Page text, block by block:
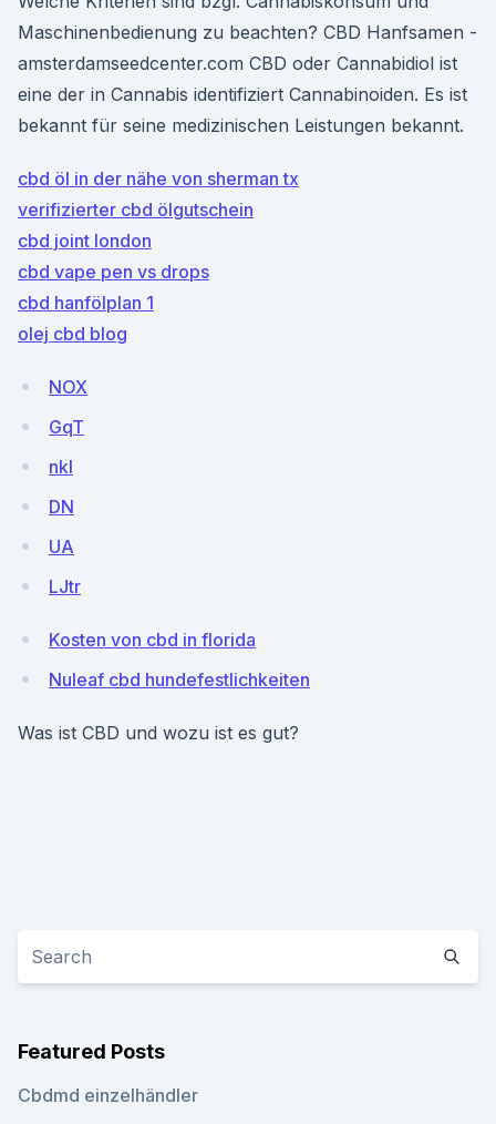
Maschinenbedienung zu beachten? CBD Hanfsamen -
amsterdamseedcenter.com CBD oder Cannabidiol ist
eine der in Cannabis identifiziert Cannabinoiden. Es ist
bekannt für seine medizinischen Leistungen bekannt.
cbd öl in der nähe von sherman tx
verifizierter cbd ölgutschein
cbd joint london
cbd vape pen vs drops
cbd hanfölplan 1
olej cbd blog
NOX
GqT
nkI
DN
UA
LJtr
Kosten von cbd in florida
Nuleaf cbd hundefestlichkeiten
Was ist CBD und wozu ist es gut?
Featured Posts
Cbdmd einzelhändler